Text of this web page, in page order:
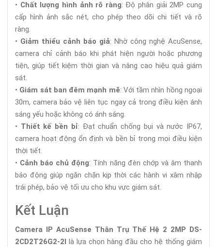
• Chất lượng hình ảnh rõ ràng: Độ phân giải 2MP cung
cấp hình ảnh sắc nét, cho phép theo dõi chi tiết và rõ
ràng.
• Giảm thiểu cảnh báo giả: Nhờ công nghệ AcuSense,
camera chỉ cảnh báo khi phát hiện người hoặc phương
tiện, giúp tiết kiệm thời gian và nâng cao hiệu quả giám
sát.
• Giám sát ban đêm mạnh mẽ: Với tầm nhìn hồng ngoại
30m, camera bảo vệ liên tục ngay cả trong điều kiện ánh
sáng yếu hoặc không có ánh sáng.
• Thiết kế bền bỉ: Đạt chuẩn chống bụi và nước IP67,
camera hoạt động ổn định và bền bỉ trong mọi điều kiện
thời tiết.
• Cảnh báo chủ động: Tính năng đèn chớp và âm thanh
báo động giúp ngăn chặn kịp thời các hành vi xâm nhập
trái phép, bảo vệ tối ưu cho khu vực giám sát.
Kết Luận
Camera IP AcuSense Thân Trụ Thế Hệ 2 2MP DS-
2CD2T26G2-2I là lựa chọn hàng đầu cho hệ thống giám